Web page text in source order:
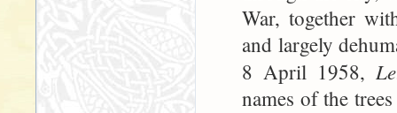
War, together
and largely
8 April 1958,
names of the